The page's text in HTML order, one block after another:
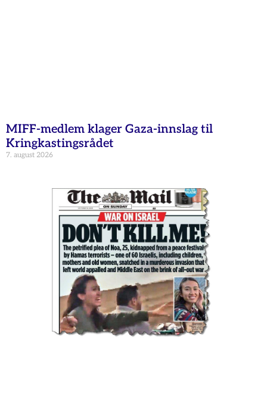
MIFF-medlem klager Gaza-innslag til
Kringkastingsrådet
7. august 2026